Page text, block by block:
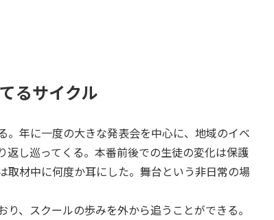
るサイクル
。年に一度の大きな発表会を中心に、地域のイベ
し巡ってくる。本番前後での生徒の変化は保護
材中に何度か耳にした。舞台という非日常の場
、スクールの歩みを外から追うことができる。